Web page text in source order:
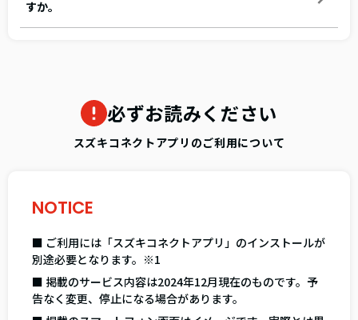
すか。
必ずお読みください
スズキコネクトアプリのご利用について
NOTICE
■ ご利用には「スズキコネクトアプリ」のインストールが
別途必要となります。※1
■ 掲載のサービス内容は2024年12月現在のものです。予
告なく変更、停止になる場合があります。